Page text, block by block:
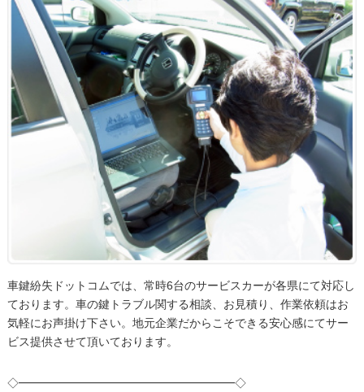
車鍵紛失ドットコムでは、常時6台のサービスカーが各県にて対応し
ております。車の鍵トラブル関する相談、お見積り、作業依頼はお
気軽にお声掛け下さい。地元企業だからこそできる安心感にてサー
ビス提供させて頂いております。
◇━━━━━━━━━━━━━━━━━━━◇